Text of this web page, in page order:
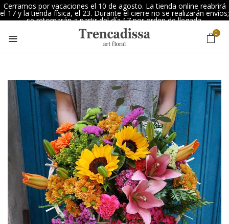
Cerramos por vacaciones el 10 de agosto. La tienda online reabrirá
el 17 y la tienda física, el 23. Durante el cierre no se realizarán envíos;
se retomarán a partir del día 17 por orden de llegada.
0